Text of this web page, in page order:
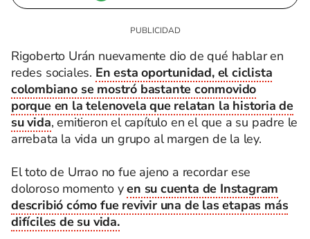
Rigoberto Urán nuevamente dio de qué hablar en
redes sociales. En esta oportunidad, el ciclista
colombiano se mostró bastante conmovido
porque en la telenovela que relatan la historia de
su vida, emitieron el capítulo en el que a su padre le
arrebata la vida un grupo al margen de la ley.
El toto de Urrao no fue ajeno a recordar ese
doloroso momento yen su cuenta de Instagram
describió cómo fue revivir una de las etapas más
difíciles de su vida.